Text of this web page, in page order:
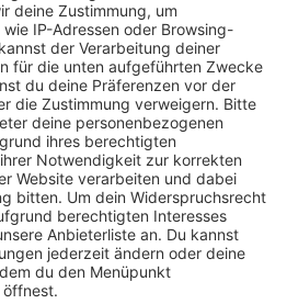
informieren, z.B. per Emailoder
.
der Leistung oder der
vorstehenden Abs. 1 nicht nur
für Dich, so stehtDirein
Wirksamwerden der
werden wir das Mitglied im
hinweisen.